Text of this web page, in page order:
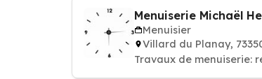
Menuiserie Michaël
Menuisier
Villard du Planay,
Travaux de menuiserie: